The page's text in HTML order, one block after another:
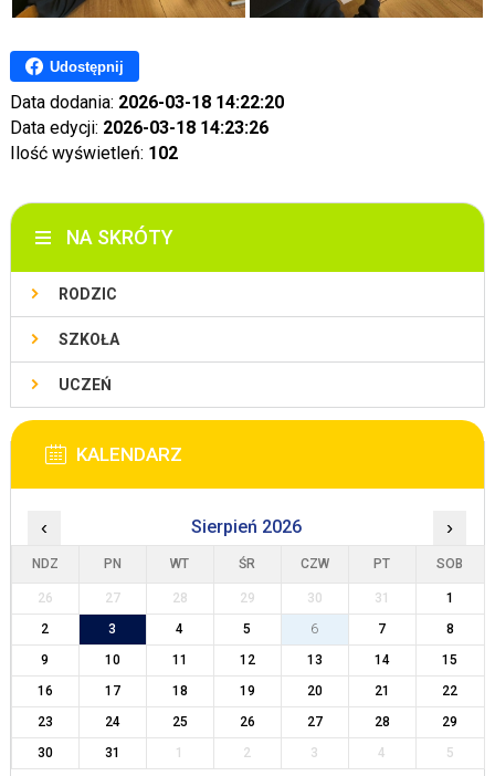
Udostępnij
Data dodania: 2026-03-18 14:22:20
Data edycji: 2026-03-18 14:23:26
Ilość wyświetleń: 102
NA SKRÓTY
RODZIC
SZKOŁA
UCZEŃ
KALENDARZ
‹ Sierpień 2026 ›
NDZ PN WT ŚR CZW PT SOB
26 27 28 29 30 31
1
2
3 4 5 6 7
8
9
10 11 12 13 14
15
16
17 18 19 20 21
22
23
24 25 26 27 28
29
30
31 1 2 3 4 5